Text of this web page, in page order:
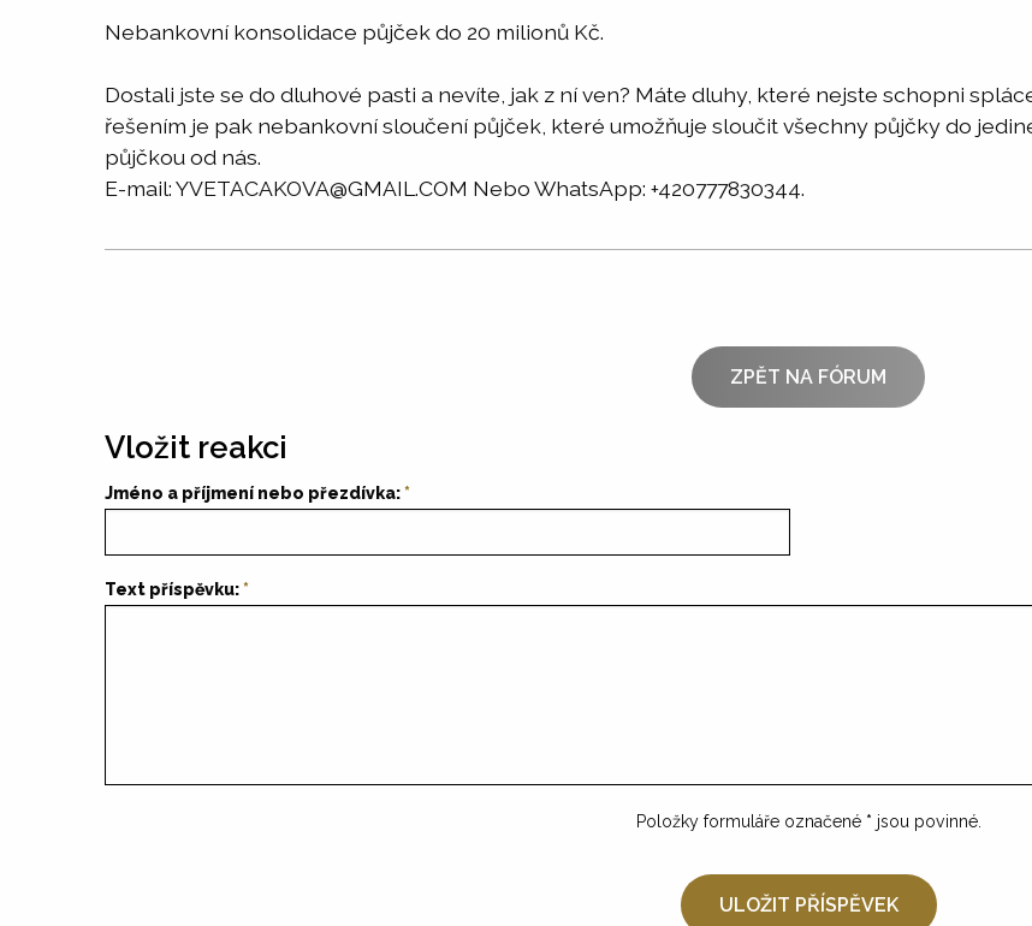
Nebankovní konsolidace půjček do 20 milionů Kč.
Dostali jste se do dluhové pasti a nevíte, jak z ní ven? Máte dluhy, které nejste schopni
řešením je pak nebankovní sloučení půjček, které umožňuje sloučit všechny půjčky do
půjčkou od nás.
E-mail: YVETACAKOVA@GMAIL.COM Nebo WhatsApp: +420777830344.
ZPĚT NA FÓRUM
Vložit reakci
Jméno a příjmení nebo přezdívka:
Text příspěvku:
Položky formuláře označené * jsou povinné.